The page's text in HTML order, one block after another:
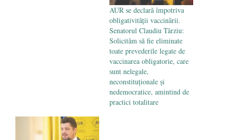
AUR se declară împotriva
obligativității vaccinării.
Senatorul Claudiu Târziu:
Solicităm să fie eliminate
toate prevederile legate de
vaccinarea obligatorie, care
sunt nelegale,
neconstituționale și
nedemocratice, amintind de
practici totalitare